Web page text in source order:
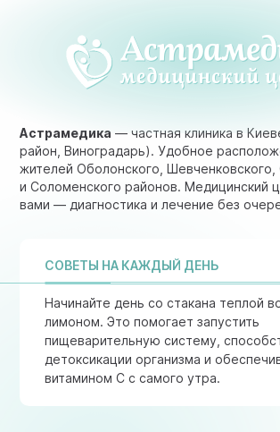
Астрамедика — частная клиника в
район, Виноградарь). Удобное
жителей Оболонского, Шевченковского,
и Соломенского районов. Медицинский
вами — диагностика и лечение без
СОВЕТЫ НА КАЖДЫЙ ДЕНЬ
Начинайте день со стакана теплой
лимоном. Это помогает запустить
пищеварительную систему,
детоксикации организма и
витамином C с самого утра.